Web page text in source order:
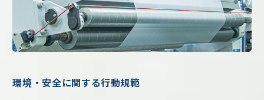
環境・安全に関する行動規範